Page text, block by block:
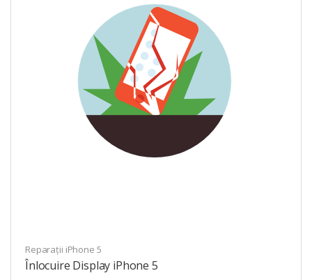
Reparații iPhone 5
Înlocuire Display iPhone 5